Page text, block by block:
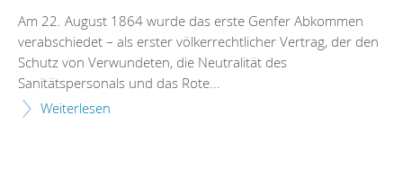
Am 22. August 1864 wurde das erste Genfer Abkommen
verabschiedet – als erster völkerrechtlicher Vertrag, der den
Schutz von Verwundeten, die Neutralität des
Sanitätspersonals und das Rote...
Weiterlesen